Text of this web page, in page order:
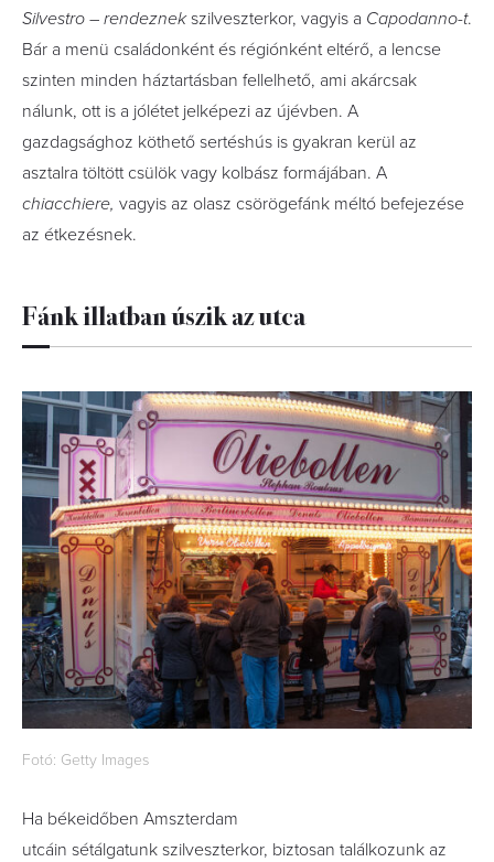
Silvestro – rendeznekszilveszterkor, vagyis a Capodanno-t.
Bár a menü családonként és régiónként eltérő, a lencse
szinten minden háztartásban fellelhető, ami akárcsak
nálunk, ott is a jólétet jelképezi az újévben. A
gazdagsághoz köthető sertéshús is gyakran kerül az
asztalra töltött csülök vagy kolbász formájában. A
chiacchiere, vagyis az olasz csörögefánk méltó befejezése
az étkezésnek.
Fánk illatban úszik az utca
Fotó: Getty Images
Ha békeidőben Amszterdam
utcáin sétálgatunk szilveszterkor, biztosan találkozunk az